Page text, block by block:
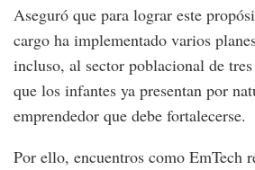
Aseguró que para lograr este
cargo ha implementado varios
incluso, al sector poblacional de
que los infantes ya presentan por
emprendedor que debe fortalecerse.
Por ello, encuentros como EmTech